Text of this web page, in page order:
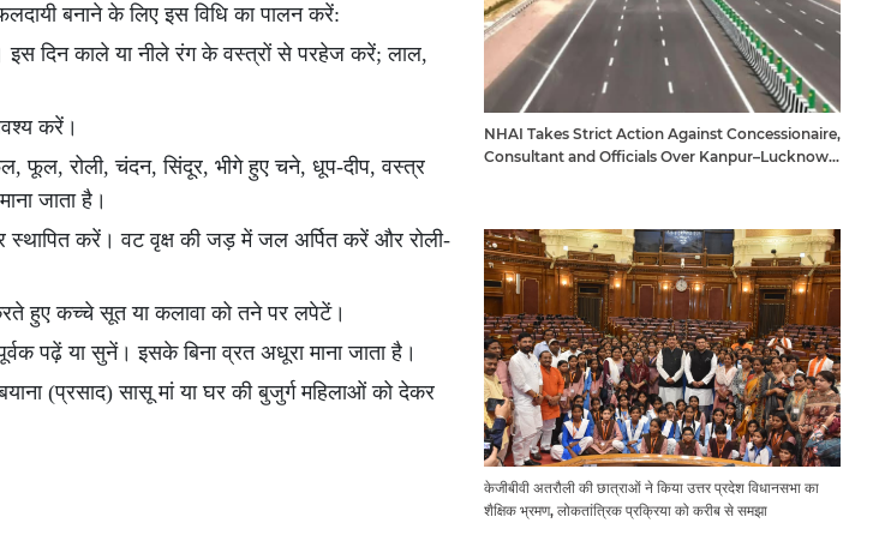
फलदायी बनाने के लिए इस विधि का पालन करें:
इस दिन काले या नीले रंग के वस्त्रों से परहेज करें; लाल,
करें।
फूल, रोली, चंदन, सिंदूर, भीगे हुए चने, धूप-दीप, वस्त्र
जाता है।
स्थापित करें। वट वृक्ष की जड़ में जल अर्पित करें और रोली-
हुए कच्चे सूत या कलावा को तने पर लपेटें।
पढ़ें या सुनें। इसके बिना व्रत अधूरा माना जाता है।
(प्रसाद) सासू मां या घर की बुजुर्ग महिलाओं को देकर
NHAI Takes Strict Action Against Concessionaire,
Consultant and Officials Over Kanpur–Lucknow
केजीबीवी अतरौली की छात्राओं ने किया उत्तर प्रदेश विधानसभा का
शैक्षिक भ्रमण, लोकतांत्रिक प्रक्रिया को करीब से समझा